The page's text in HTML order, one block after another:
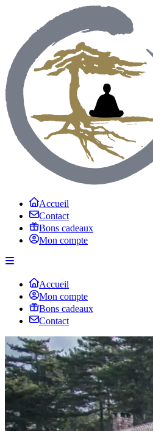
Accueil
Contact
Bons cadeaux
Mon compte
Accueil
Mon compte
Bons cadeaux
Contact